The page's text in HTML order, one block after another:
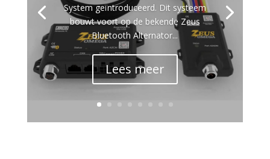
System geïntroduceerd. Dit systeem
bouwt voort op de bekende Zeus
Bluetooth Alternator...
Lees meer